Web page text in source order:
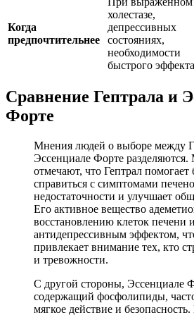
Когда
предпочтительнее
холестазе,
депрессивных
состояниях,
необходимости
быстрого
Сравнение Гептрала и
Форте
Мнения людей о выборе между
Эссенциале Форте
отмечают, что Гептрал помогает
справиться с симптомами
недостаточности и улучшает
Его активное вещество
восстановлению клеток печени
антидепрессивным эффектом,
привлекает внимание тех, кто
и тревожности.
С другой стороны, Эссенциале
содержащий фосфолипиды, часто
мягкое действие и